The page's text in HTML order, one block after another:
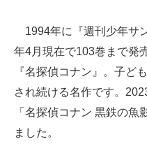
ITの今と未来を見通す
スマホと通信の最新トレンド
進化するPCとデバイスの未来
好きが集まる 比べて選べる
1994年に『週刊少年サ
年4月現在で103巻まで発
『名探偵コナン』。子ど
され続ける名作です。
「名探偵コナン 黒鉄の
ました。